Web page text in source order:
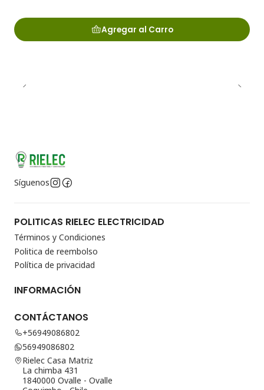
Agregar al Carro
Síguenos
POLITICAS RIELEC ELECTRICIDAD
Términos y Condiciones
Politica de reembolso
Política de privacidad
INFORMACIÓN
CONTÁCTANOS
+56949086802
56949086802
Rielec Casa Matriz
La chimba 431
1840000 Ovalle - Ovalle